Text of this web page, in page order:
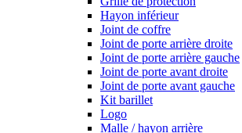
Hayon inférieur
Joint de coffre
Joint de porte arrière droite
Joint de porte arrière gauche
Joint de porte avant droite
Joint de porte avant gauche
Kit barillet
Logo
Malle / hayon arrière